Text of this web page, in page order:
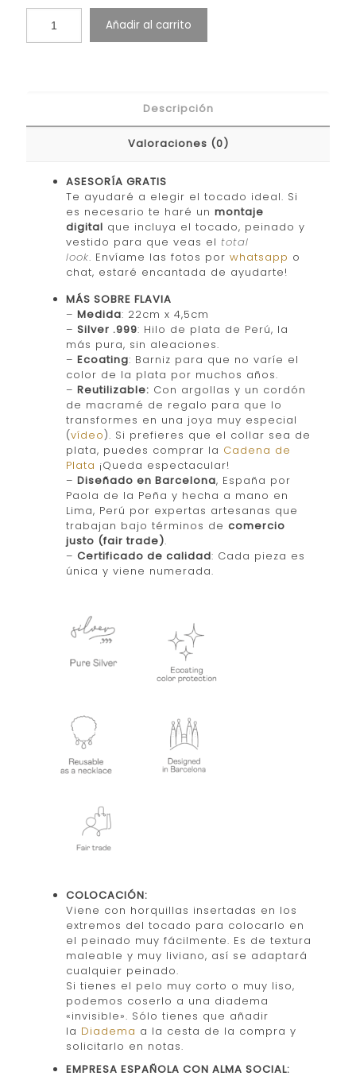
Añadir al carrito
Descripción
Valoraciones (0)
ASESORÍA GRATIS
Te ayudaré a elegir el tocado ideal. Si
es necesario te haré un montaje
digital que incluya el tocado, peinado y
vestido para que veas el total
look. Envíame las fotos por whatsapp o
chat, estaré encantada de ayudarte!
MÁS SOBRE FLAVIA
– Medida: 22cm x 4,5cm
– Silver .999: Hilo de plata de Perú, la
más pura, sin aleaciones.
– Ecoating: Barniz para que no varíe el
color de la plata por muchos años.
– Reutilizable: Con argollas y un cordón
de macramé de regalo para que lo
transformes en una joya muy especial
(vídeo). Si prefieres que el collar sea de
plata, puedes comprar la Cadena de
Plata ¡Queda espectacular!
– Diseñado en Barcelona, España por
Paola de la Peña y hecha a mano en
Lima, Perú por expertas artesanas que
trabajan bajo términos de comercio
justo (fair trade).
– Certificado de calidad: Cada pieza es
única y viene numerada.
COLOCACIÓN:
Viene con horquillas insertadas en los
extremos del tocado para colocarlo en
el peinado muy fácilmente. Es de textura
maleable y muy liviano, así se adaptará
cualquier peinado.
Si tienes el pelo muy corto o muy liso,
podemos coserlo a una diadema
«invisible». Sólo tienes que añadir
la Diadema a la cesta de la compra y
solicitarlo en notas.
EMPRESA ESPAÑOLA CON ALMA SOCIAL: